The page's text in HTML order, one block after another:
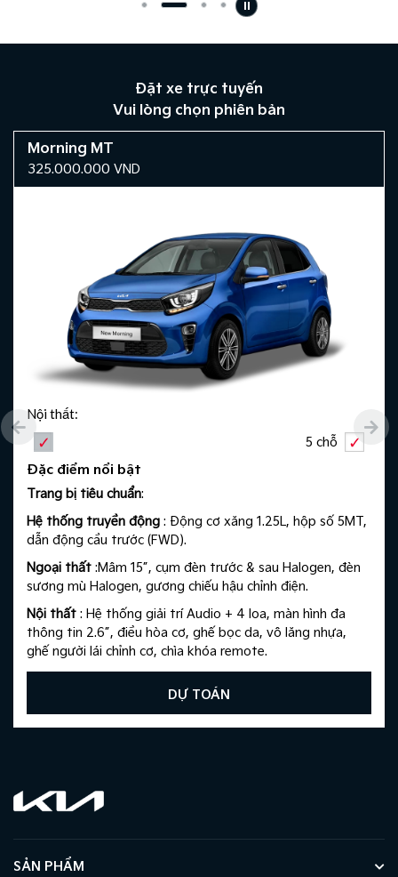
Đặt xe trực tuyến
Vui lòng chọn phiên bản
Morning MT
325.000.000 VND
Nội thất:
5 chỗ
Đặc điểm nổi bật
Trang bị tiêu chuẩn: ​
Hệ thống truyền động : Động cơ xăng 1.25L, hộp số 5MT,
dẫn động cầu trước (FWD).
Ngoại thất :Mâm 15”, cụm đèn trước & sau Halogen, đèn
sương mù Halogen, gương chiếu hậu chỉnh điện.​
Nội thất : Hệ thống giải trí Audio + 4 loa, màn hình đa
thông tin 2.6”, điều hòa cơ, ghế bọc da, vô lăng nhựa,
ghế người lái chỉnh cơ, chìa khóa remote.​
DỰ TOÁN
SẢN PHẨM